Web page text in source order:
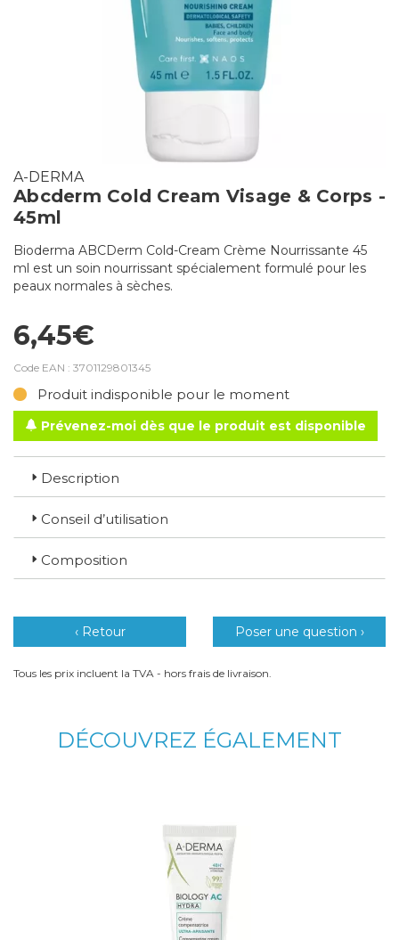
A-DERMA
Abcderm Cold Cream Visage & Corps -
45ml
Bioderma ABCDerm Cold-Cream Crème Nourrissante 45
ml est un soin nourrissant spécialement formulé pour les
peaux normales à sèches.
6,45€
Code EAN : 3701129801345
Produit indisponible pour le moment
Prévenez-moi dès que le produit est disponible
Description
Conseil d’utilisation
Composition
‹ Retour Poser une question ›
Tous les prix incluent la TVA - hors frais de livraison.
DÉCOUVREZ ÉGALEMENT